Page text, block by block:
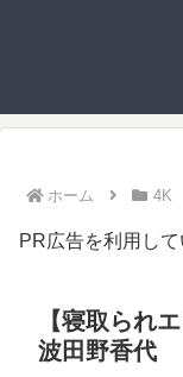
ホーム 4K
PR広告を利用して
【寝取られ
波田野香代